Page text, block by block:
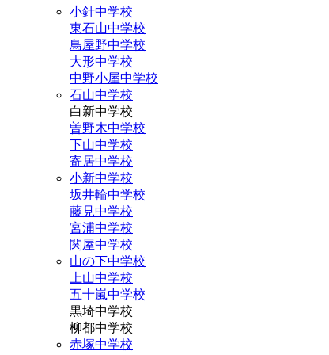
小針中学校
東石山中学校
鳥屋野中学校
大形中学校
中野小屋中学校
石山中学校
白新中学校
曽野木中学校
下山中学校
寄居中学校
小新中学校
坂井輪中学校
藤見中学校
宮浦中学校
関屋中学校
山の下中学校
上山中学校
五十嵐中学校
黒埼中学校
柳都中学校
赤塚中学校